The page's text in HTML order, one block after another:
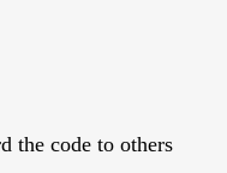
the code to others